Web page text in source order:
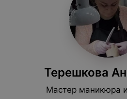
Терешкова
Мастер маникюра